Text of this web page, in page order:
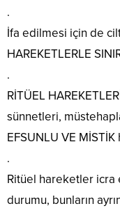
.
İfa edilmesi için de
HAREKETLERLE
.
RİTÜEL
sünnetleri,
EFSUNLU VE
.
Ritüel hareketler icra
durumu, bunların